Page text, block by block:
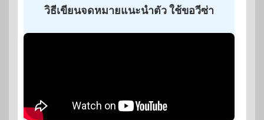
วิธีเขียนจดหมายแนะนำตัว ใช้ขอวีซ่า